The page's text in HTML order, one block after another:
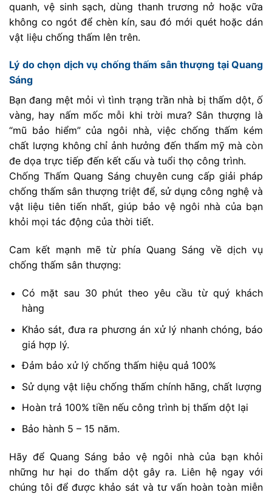
quanh, vệ sinh sạch, dùng thanh trương nở hoặc vữa
không co ngót để chèn kín, sau đó mới quét hoặc dán
vật liệu chống thấm lên trên.
Lý do chọn dịch vụ chống thấm sân thượng tại Quang
Sáng
Bạn đang mệt mỏi vì tình trạng trần nhà bị thấm dột, ố
vàng, hay nấm mốc mỗi khi trời mưa? Sân thượng là
“mũ bảo hiểm” của ngôi nhà, việc chống thấm kém
chất lượng không chỉ ảnh hưởng đến thẩm mỹ mà còn
đe dọa trực tiếp đến kết cấu và tuổi thọ công trình.
Chống Thấm Quang Sáng chuyên cung cấp giải pháp
chống thấm sân thượng triệt để, sử dụng công nghệ và
vật liệu tiên tiến nhất, giúp bảo vệ ngôi nhà của bạn
khỏi mọi tác động của thời tiết.
Cam kết mạnh mẽ từ phía Quang Sáng về dịch vụ
chống thấm sân thượng:
Có mặt sau 30 phút theo yêu cầu từ quý khách
hàng
Khảo sát, đưa ra phương án xử lý nhanh chóng, báo
giá hợp lý.
Đảm bảo xử lý chống thấm hiệu quả 100%
Sử dụng vật liệu chống thấm chính hãng, chất lượng
Hoàn trả 100% tiền nếu công trình bị thấm dột lại
Bảo hành 5 – 15 năm.
Hãy để Quang Sáng bảo vệ ngôi nhà của bạn khỏi
những hư hại do thấm dột gây ra. Liên hệ ngay với
chúng tôi để được khảo sát và tư vấn hoàn toàn miễn